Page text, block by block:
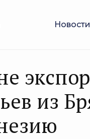
Новости
из